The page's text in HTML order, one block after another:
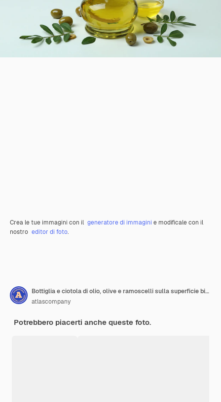
Crea le tue immagini con il generatore di immagini e modificale con il
nostro editor di foto.
Bottiglia e ciotola di olio, olive e ramoscelli sulla superficie bianca
atlascompany
Potrebbero piacerti anche queste foto.